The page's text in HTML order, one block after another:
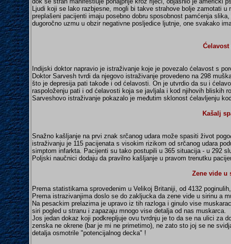
Ljudi koji se lako razbjesne, mogli bi takve strahove bolje zamotati
preplašeni pacijenti imaju posebno dobru sposobnost pamćenja
dugoročno uzmu u obzir negativne posljedice ljutnje, one svakako
Indijski doktor napravio je istraživanje koje je povezalo ćelavost s
Doktor Sarvesh tvrdi da njegovo istraživanje provedeno na 298
što je depresija pati takođe i od ćelavosti. On je utvrdio da su i
raspoloženju pati i od ćelavosti koja se javljala i kod njihovih bliskih
Sarveshovo istraživanje pokazalo je međutim sklonost ćelavljenju
Kašalj
Snažno kašljanje na prvi znak srčanog udara može spasiti život
istraživanju je 115 pacijenata s visokim rizikom od srčanog udara
simptom infarkta. Pacijenti su tako postupili u 365 situacija - u 292
Poljski naučnici dodaju da pravilno kašljanje u pravom trenutku
Zene vide u
Prema statistikama sprovedenim u Velikoj Britaniji, od 4132
Prema istrazivanjima doslo se do zakljucka da zene vide u sirinu a
Na pesackim prelazima je upravo iz tih razloga i ginulo vise
siri pogled u stranu i zapazaju mnogo vise detalja od nas muskarca.
Jos jedan dokaz koji podkrepljuje ovu tvrdnju je to da se na ulici za
zenska ne okrene (bar je mi ne primetimo), ne zato sto joj se ne
detalja osmotrile "potencijalnog decka" !